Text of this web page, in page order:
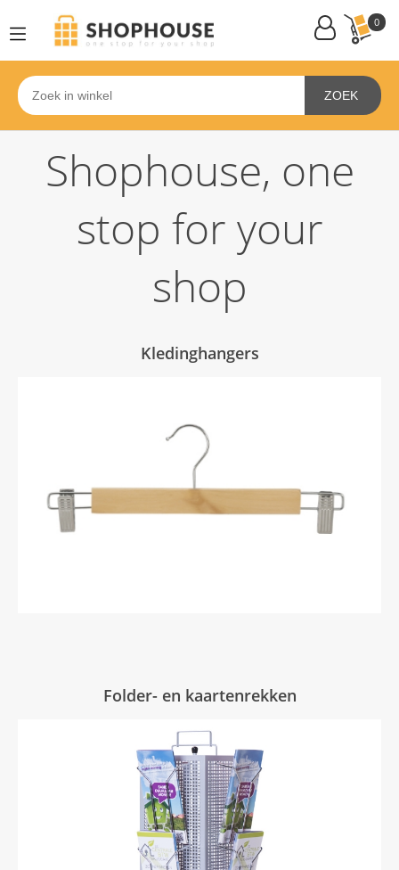
0
ZOEK
Shophouse, one
stop for your
shop
Kledinghangers
Folder- en kaartenrekken